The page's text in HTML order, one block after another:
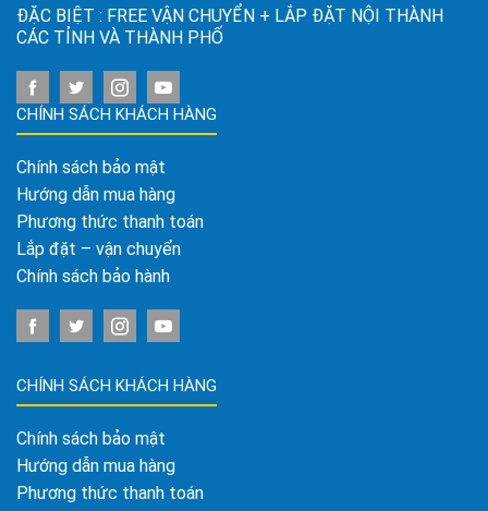
ĐẶC BIỆT : FREE VẬN CHUYỂN + LẮP ĐẶT NỘI THÀNH
CÁC TỈNH VÀ THÀNH PHỐ
CHÍNH SÁCH KHÁCH HÀNG
Chính sách bảo mật
Hướng dẫn mua hàng
Phương thức thanh toán
Lắp đặt – vận chuyển
Chính sách bảo hành
CHÍNH SÁCH KHÁCH HÀNG
Chính sách bảo mật
Hướng dẫn mua hàng
Phương thức thanh toán